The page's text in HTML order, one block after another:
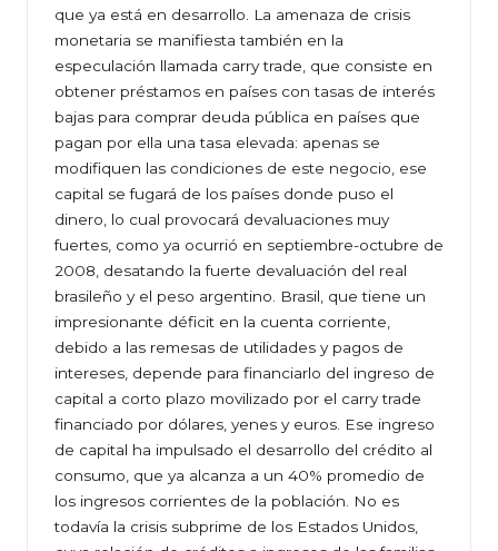
que ya está en desarrollo. La amenaza de crisis
monetaria se manifiesta también en la
especulación llamada carry trade, que consiste en
obtener préstamos en países con tasas de interés
bajas para comprar deuda pública en países que
pagan por ella una tasa elevada: apenas se
modifiquen las condiciones de este negocio, ese
capital se fugará de los países donde puso el
dinero, lo cual provocará devaluaciones muy
fuertes, como ya ocurrió en septiembre-octubre de
2008, desatando la fuerte devaluación del real
brasileño y el peso argentino. Brasil, que tiene un
impresionante déficit en la cuenta corriente,
debido a las remesas de utilidades y pagos de
intereses, depende para financiarlo del ingreso de
capital a corto plazo movilizado por el carry trade
financiado por dólares, yenes y euros. Ese ingreso
de capital ha impulsado el desarrollo del crédito al
consumo, que ya alcanza a un 40% promedio de
los ingresos corrientes de la población. No es
todavía la crisis subprime de los Estados Unidos,